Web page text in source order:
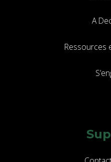
A
Ressources